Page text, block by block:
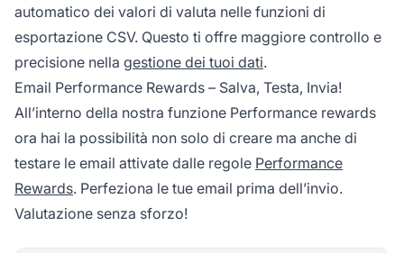
automatico dei valori di valuta nelle funzioni di
esportazione CSV. Questo ti offre maggiore controllo e
precisione nella gestione dei tuoi dati.
Email Performance Rewards – Salva, Testa, Invia!
All’interno della nostra funzione Performance rewards
ora hai la possibilità non solo di creare ma anche di
testare le email attivate dalle regole Performance
Rewards. Perfeziona le tue email prima dell’invio.
Valutazione senza sforzo!